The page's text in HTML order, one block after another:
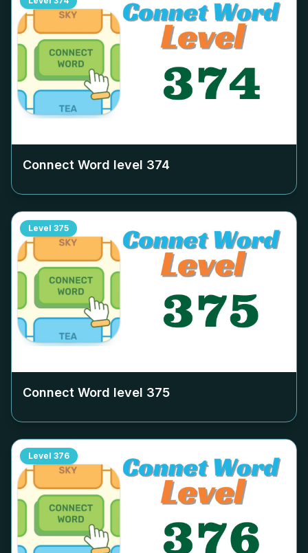
Connect Word level 374
Level 375
Connect Word level 375
Level 376